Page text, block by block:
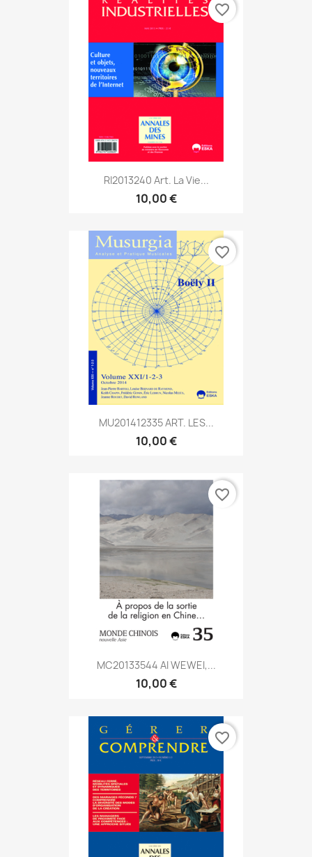
RI2013240 Art. La Vie...
10,00 €
favorite_border
MU201412335 ART. LES...
10,00 €
favorite_border
MC20133544 AI WEWEI,...
10,00 €
favorite_border
favorite_border